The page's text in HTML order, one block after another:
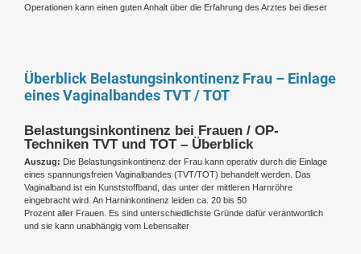
Operationen kann einen guten Anhalt über die Erfahrung des Arztes bei dieser
Überblick Belastungsinkontinenz Frau – Einlage
eines Vaginalbandes TVT / TOT
Belastungsinkontinenz bei Frauen / OP-
Techniken TVT und TOT – Überblick
Auszug: Die Belastungsinkontinenz der Frau kann operativ durch die Einlage
eines spannungsfreien Vaginalbandes (TVT/TOT) behandelt werden. Das
Vaginalband ist ein Kunststoffband, das unter der mittleren Harnröhre
eingebracht wird. An Harninkontinenz leiden ca. 20 bis 50
Prozent aller Frauen. Es sind unterschiedlichste Gründe dafür verantwortlich
und sie kann unabhängig vom Lebensalter